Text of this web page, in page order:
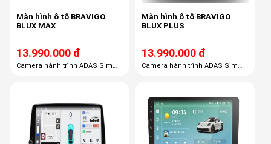
Màn hình ô tô BRAVIGO
BLUX MAX
13.990.000 đ
Camera hành trình ADAS Sim
Màn hình ô tô BRAVIGO
BLUX PLUS
13.990.000 đ
Camera hành trình ADAS Sim